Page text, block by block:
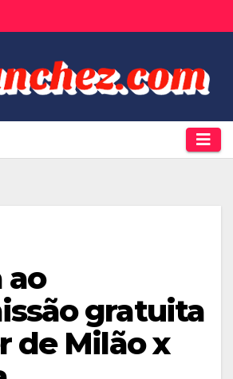
ao
gratuita
de Milão x